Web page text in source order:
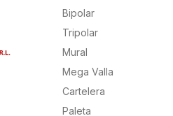
Bipolar
Tripolar
Mural
Mega Valla
Cartelera
Paleta